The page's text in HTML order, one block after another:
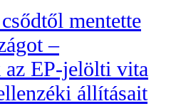
mentette
–
az EP-jelölti vita
állításait